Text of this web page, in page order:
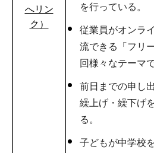
へリン
ク）
を行っている。
従業員がオンラ
流できる「フリ
回様々なテーマ
前日までの申し
繰上げ・繰下げ
る。
子どもが中学校